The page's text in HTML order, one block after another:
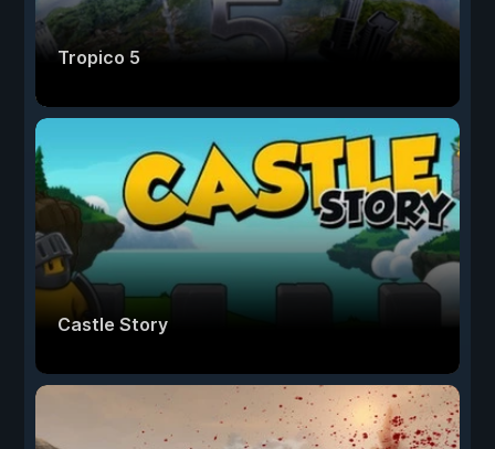
Tropico 5
Castle Story